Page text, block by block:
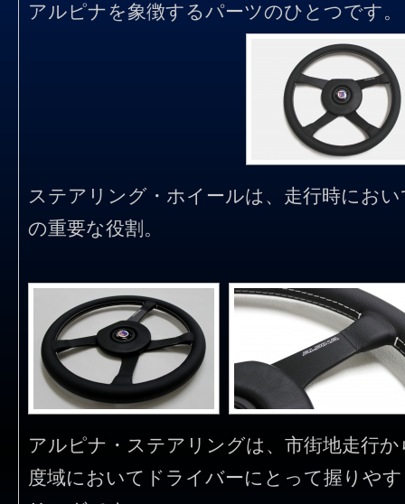
アルピナを象徴するパーツのひとつです。
ステアリング・ホイールは、走行時にお
の重要な役割。
アルピナ・ステアリングは、市街地走行
度域においてドライバーにとって握りや